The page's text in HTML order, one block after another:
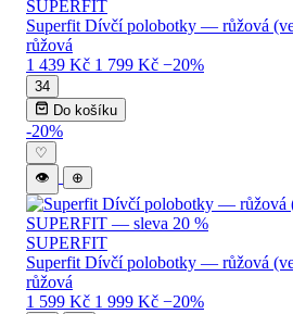
SUPERFIT
Superfit Dívčí polobotky — růžová
růžová
1 439 Kč 1 799 Kč −20%
34
Do košíku
-20%
♡
👁
⊕
SUPERFIT
Superfit Dívčí polobotky — růžová
růžová
1 599 Kč 1 999 Kč −20%